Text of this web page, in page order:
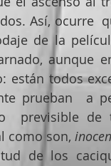
Así, ocurre
de la
aunque
están todos
prueban  a
previsible de
como son,
de los